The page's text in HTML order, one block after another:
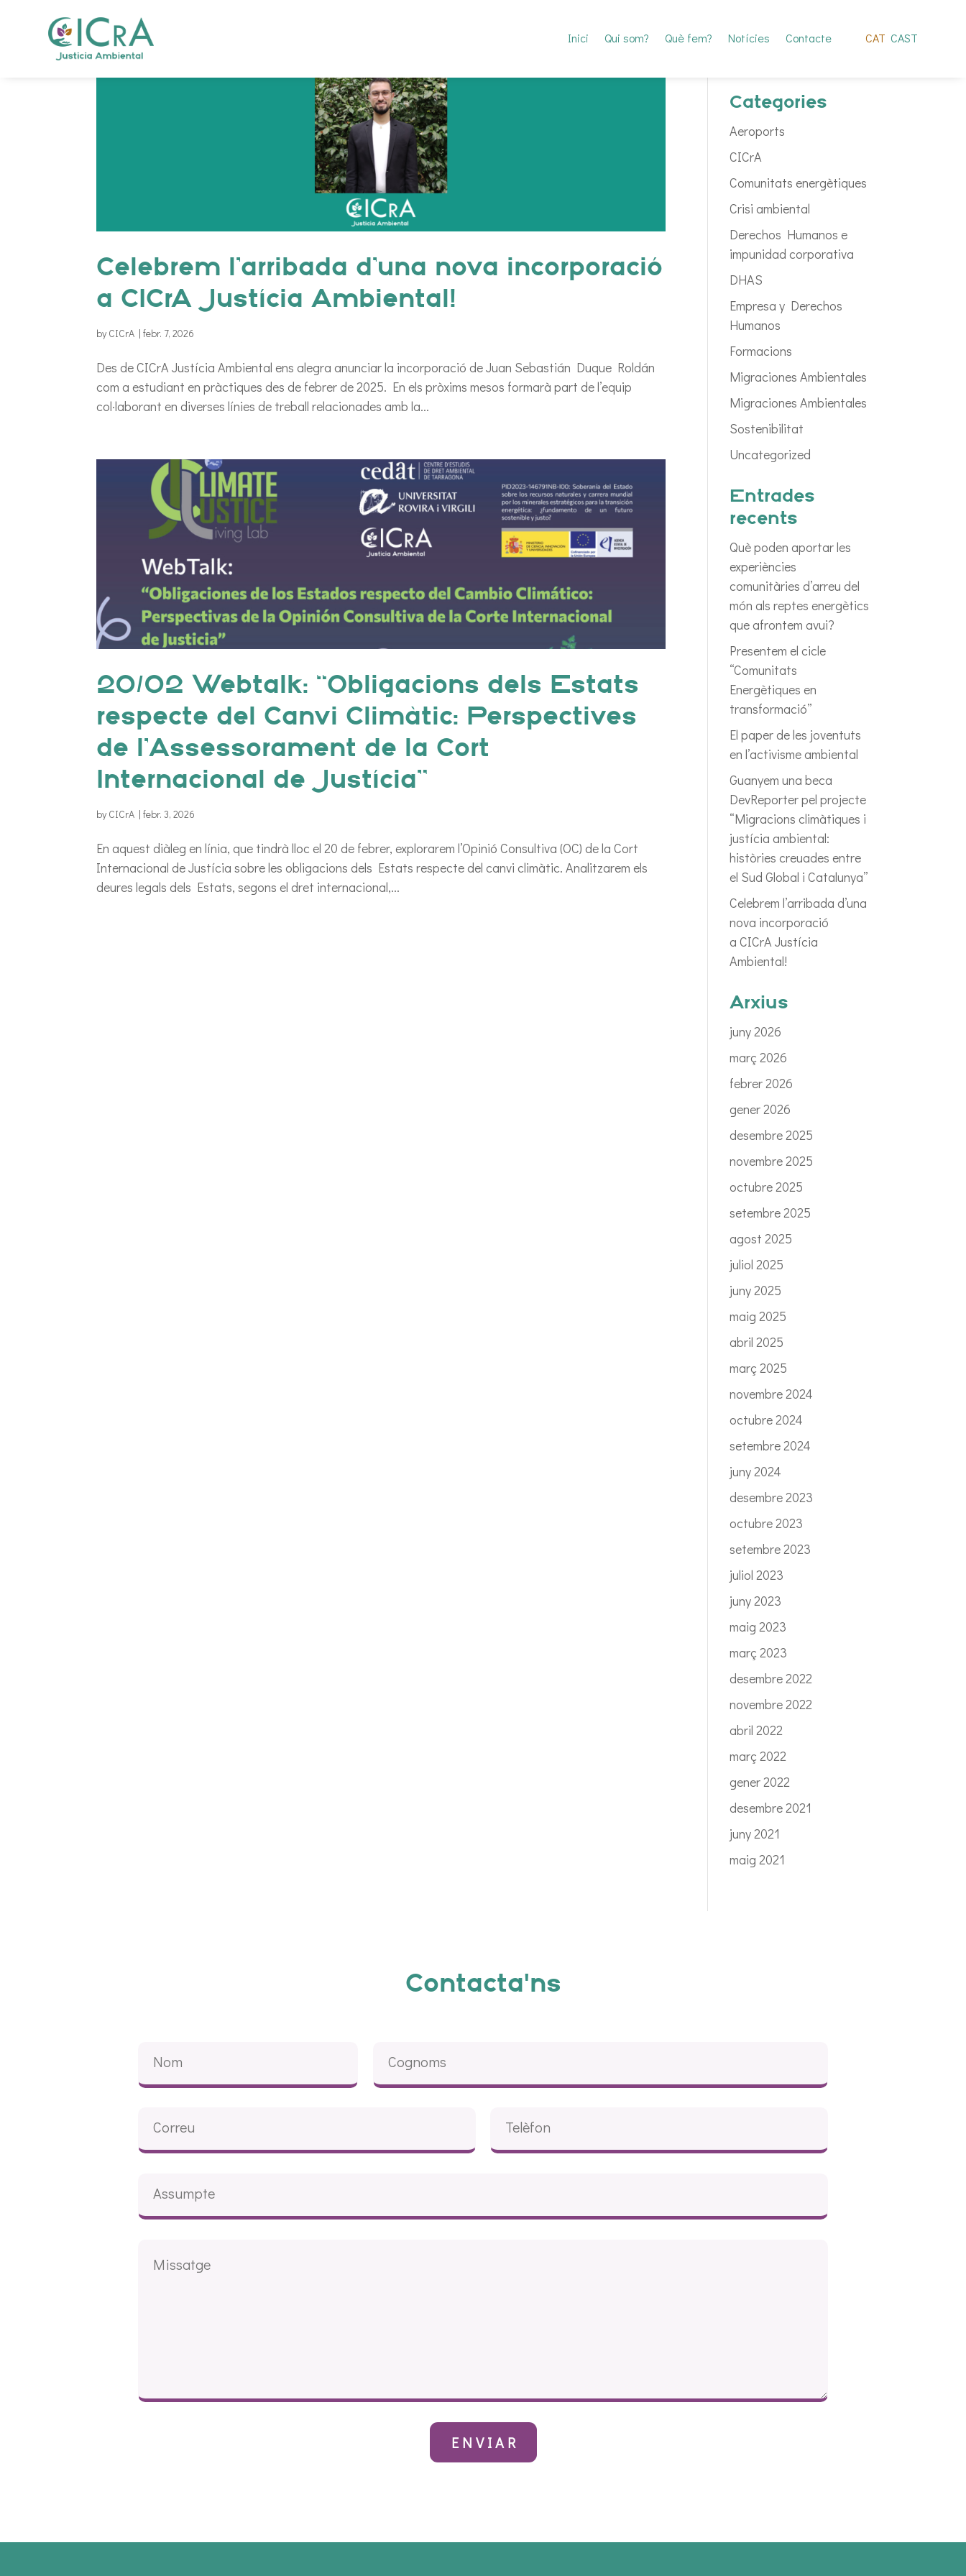
Inici Qui som? Què fem? Notícies Contacte CAT CAST
Celebrem l’arribada d’una nova incorporació
a CICrA Justícia Ambiental!
by CICrA |febr. 7, 2026
Des de CICrA Justícia Ambiental ens alegra anunciar la incorporació de Juan Sebastián Duque Roldán
com a estudiant en pràctiques des de febrer de 2025. En els pròxims mesos formarà part de l’equip
col·laborant en diverses línies de treball relacionades amb la...
20/02 Webtalk: “Obligacions dels Estats
respecte del Canvi Climàtic: Perspectives
de l’Assessorament de la Cort
Internacional de Justícia”
by CICrA |febr. 3, 2026
En aquest diàleg en línia, que tindrà lloc el 20 de febrer, explorarem l’Opinió Consultiva (OC) de la Cort
Internacional de Justícia sobre les obligacions dels Estats respecte del canvi climàtic. Analitzarem els
deures legals dels Estats, segons el dret internacional,...
Categories
Aeroports
CICrA
Comunitats energètiques
Crisi ambiental
Derechos Humanos e
impunidad corporativa
DHAS
Empresa y Derechos
Humanos
Formacions
Migraciones Ambientales
Migraciones Ambientales
Sostenibilitat
Uncategorized
Entrades
recents
Què poden aportar les
experiències
comunitàries d’arreu del
món als reptes energètics
que afrontem avui?
Presentem el cicle
“Comunitats
Energètiques en
transformació”
El paper de les joventuts
en l’activisme ambiental
Guanyem una beca
DevReporter pel projecte
“Migracions climàtiques i
justícia ambiental:
històries creuades entre
el Sud Global i Catalunya”
Celebrem l’arribada d’una
nova incorporació
a CICrA Justícia
Ambiental!
Arxius
juny 2026
març 2026
febrer 2026
gener 2026
desembre 2025
novembre 2025
octubre 2025
setembre 2025
agost 2025
juliol 2025
juny 2025
maig 2025
abril 2025
març 2025
novembre 2024
octubre 2024
setembre 2024
juny 2024
desembre 2023
octubre 2023
setembre 2023
juliol 2023
juny 2023
maig 2023
març 2023
desembre 2022
novembre 2022
abril 2022
març 2022
gener 2022
desembre 2021
juny 2021
maig 2021
Contacta'ns